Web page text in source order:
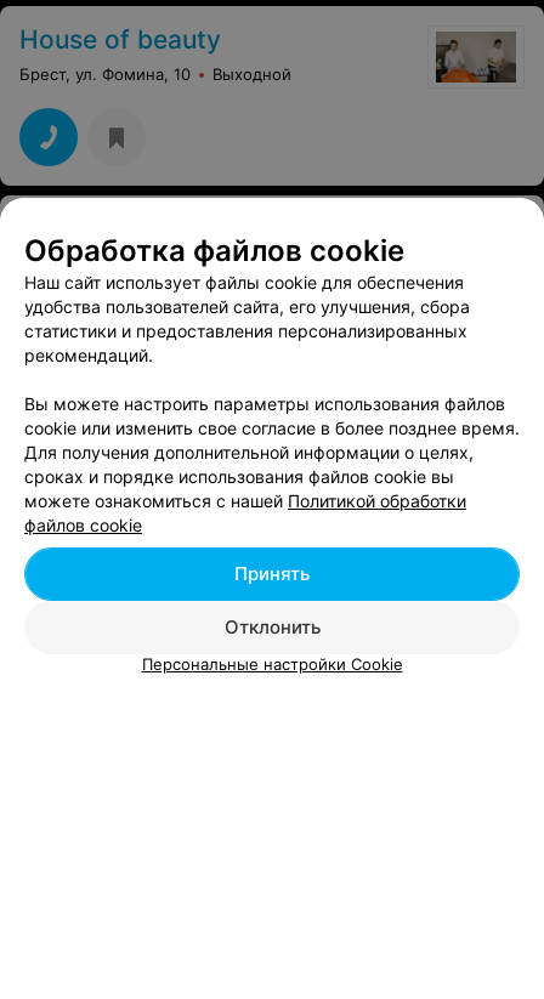
House of beauty
Брест, ул. Фомина, 10 Выходной
Брест, ул. Халтурина, 2/1
Добавить компанию
Добавить специалиста
Обработка файлов cookie
Наш сайт использует файлы cookie для обеспечения
удобства пользователей сайта, его улучшения, сбора
статистики и предоставления персонализированных
рекомендаций.
Вы можете настроить параметры использования файлов
cookie или изменить свое согласие в более позднее время.
Для получения дополнительной информации о целях,
сроках и порядке использования файлов cookie вы
можете ознакомиться с нашей Политикой обработки
файлов cookie
Отклонить
Принять
Персональные настройки Cookie